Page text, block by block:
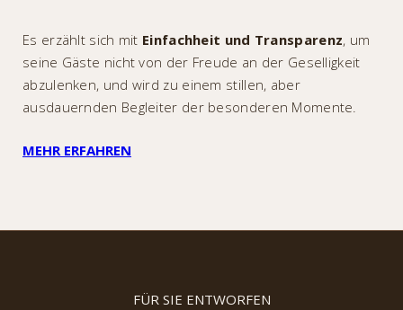
Es erzählt sich mit Einfachheit und Transparenz, um
seine Gäste nicht von der Freude an der Geselligkeit
abzulenken, und wird zu einem stillen, aber
ausdauernden Begleiter der besonderen Momente.
MEHR ERFAHREN
FÜR SIE ENTWORFEN